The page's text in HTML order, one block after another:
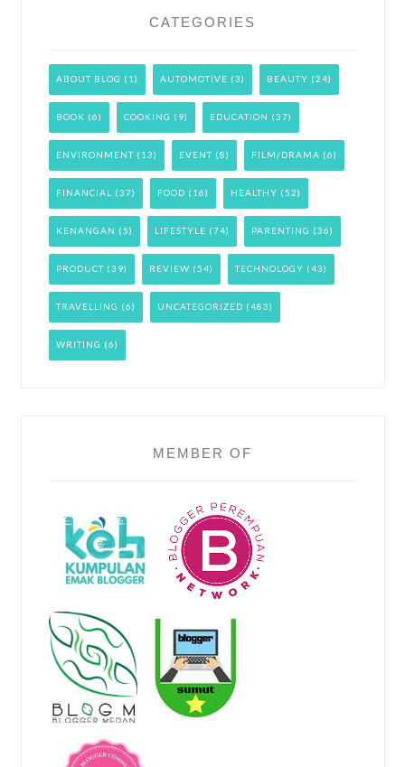
CATEGORIES
ABOUT BLOG (1) AUTOMOTIVE (3) BEAUTY (24)
BOOK (6) COOKING (9) EDUCATION (37)
ENVIRONMENT(13) EVENT(8) FILM/DRAMA (6)
FINANCIAL (37) FOOD (16) HEALTHY (52)
KENANGAN (5) LIFESTYLE (74) PARENTING (36)
PRODUCT(39) REVIEW (54) TECHNOLOGY (43)
TRAVELLING (6) UNCATEGORIZED (483)
WRITING (6)
MEMBER OF